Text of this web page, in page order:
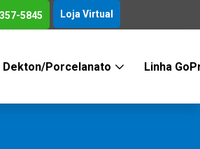
5845 Loja Virtual
Dekton/Porcelanato Linha